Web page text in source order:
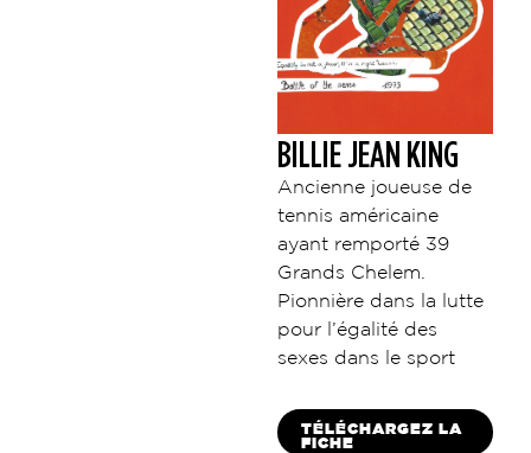
BILLIE JEAN KING
Ancienne joueuse de
tennis américaine
ayant remporté 39
Grands Chelem.
Pionnière dans la lutte
pour l’égalité des
sexes dans le sport
TÉLÉCHARGEZ LA
FICHE